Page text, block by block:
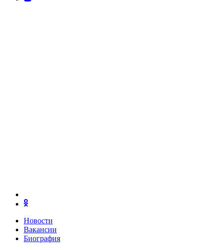
Новости
Вакансии
Биография